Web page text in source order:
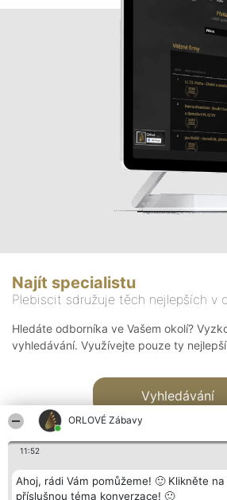
ORLOVÉ Zábavy
11:52
Ahoj, rádi Vám pomůžeme! 🙂 Klikněte na
příslušnou téma konverzace! 🙂
Najít specialistu
Plebiscit sdružuje těch nejlepších v
Hledáte odborníka ve Vašem okolí?
vyhledávání. Využívejte pouze ty
Vyhledávání